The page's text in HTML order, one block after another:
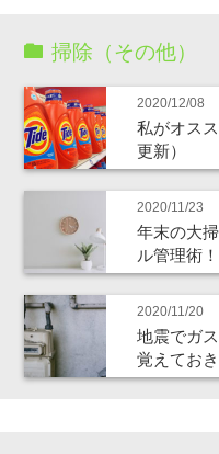
掃除（その他）
2020/12/08
私がオス
更新）
2020/11/23
年末の大
ル管理術！
2020/11/20
地震でガ
覚えてお